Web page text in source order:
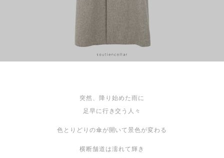
突然、降り始めた雨に
足早に行き交う人々
色とりどりの傘が開いて景色が変わる
横断舗道は濡れて輝き